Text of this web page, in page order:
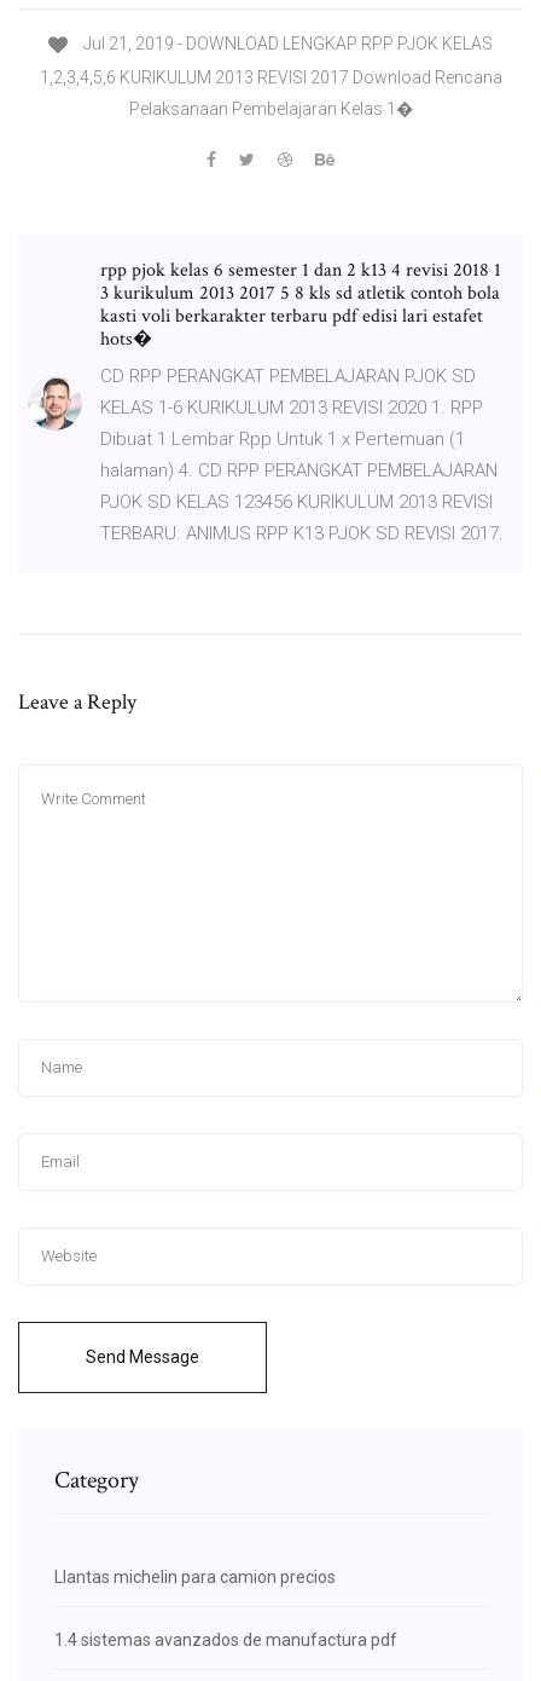
Jul 21, 2019 - DOWNLOAD LENGKAP RPP PJOK KELAS
1,2,3,4,5,6 KURIKULUM 2013 REVISI 2017 Download Rencana
Pelaksanaan Pembelajaran Kelas 1�
rpp pjok kelas 6 semester 1 dan 2 k13 4 revisi 2018 1
3 kurikulum 2013 2017 5 8 kls sd atletik contoh bola
kasti voli berkarakter terbaru pdf edisi lari estafet
hots�
CD RPP PERANGKAT PEMBELAJARAN PJOK SD
KELAS 1-6 KURIKULUM 2013 REVISI 2020 1. RPP
Dibuat 1 Lembar Rpp Untuk 1 x Pertemuan (1
halaman) 4. CD RPP PERANGKAT PEMBELAJARAN
PJOK SD KELAS 123456 KURIKULUM 2013 REVISI
TERBARU. ANIMUS RPP K13 PJOK SD REVISI 2017.
Leave a Reply
Send Message
Category
Llantas michelin para camion precios
1.4 sistemas avanzados de manufactura pdf